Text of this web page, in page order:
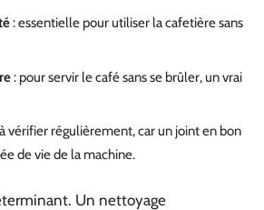
: essentielle pour utiliser la cafetière sans
: pour servir le café sans se brûler, un vrai
vérifier régulièrement, car un joint en bon
de vie de la machine.
Un nettoyage